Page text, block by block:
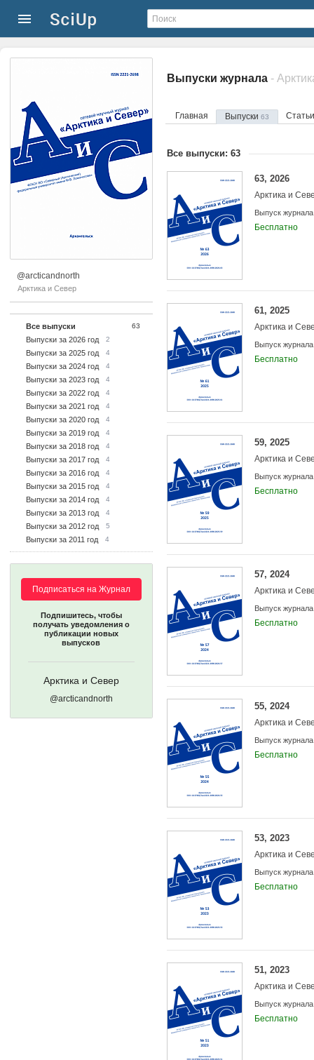
@arcticandnorth
Арктика и Север
Все выпуски 63
Выпуски за 2026 год 2
Выпуски за 2025 год 4
Выпуски за 2024 год 4
Выпуски за 2023 год 4
Выпуски за 2022 год 4
Выпуски за 2021 год 4
Выпуски за 2020 год 4
Выпуски за 2019 год 4
Выпуски за 2018 год 4
Выпуски за 2017 год 4
Выпуски за 2016 год 4
Выпуски за 2015 год 4
Выпуски за 2014 год 4
Выпуски за 2013 год 4
Выпуски за 2012 год 5
Выпуски за 2011 год 4
Подписаться на Журнал
Подпишитесь, чтобы
получать уведомления о
публикации новых
выпусков
Арктика и Север
@arcticandnorth
Выпуски журнала -
Главная Выпуски 63
Все выпуски: 63
63, 2026
Арктика и
Выпуск журнала
Бесплатно
61, 2025
Арктика и
Выпуск журнала
Бесплатно
59, 2025
Арктика и
Выпуск журнала
Бесплатно
57, 2024
Арктика и
Выпуск журнала
Бесплатно
55, 2024
Арктика и
Выпуск журнала
Бесплатно
53, 2023
Арктика и
Выпуск журнала
Бесплатно
51, 2023
Арктика и
Выпуск журнала
Бесплатно